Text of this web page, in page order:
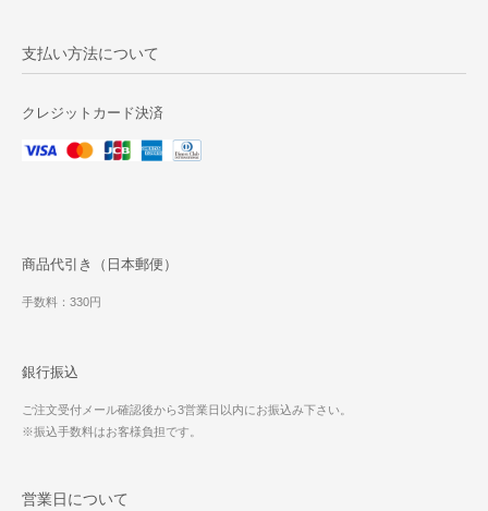
支払い方法について
クレジットカード決済
商品代引き（日本郵便）
手数料：330円
銀行振込
ご注文受付メール確認後から3営業日以内にお振込み下さい。
※振込手数料はお客様負担です。
営業日について